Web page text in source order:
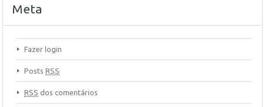
Meta
Fazer login
Posts RSS
RSS dos comentários